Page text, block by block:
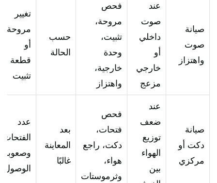
صيانة
صوت
واهتزاز
عند
صوت
داخلي
أو
خارجي
مزعج
فحص
مروحة،
تثبيت،
وحدة
خارجية،
واهتزاز
حسب
الحالة
تغيير
مروحة
أو
قطعة
تثبيت
صيانة
دكت أو
مركزي
عند
ضعف
توزيع
الهواء
بين
فحص
فتحات،
دكت، راجع
هواء،
وثرموستات
بعد
المعاينة
غالبًا
عدد
الفتحات
وصعوبة
الوصول